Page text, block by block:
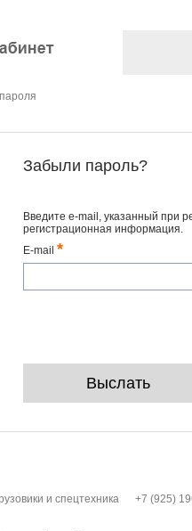
Забыли пароль?
Введите e-mail, указанный при
регистрационная информация.
E-mail *
и спецтехника +7 (925)